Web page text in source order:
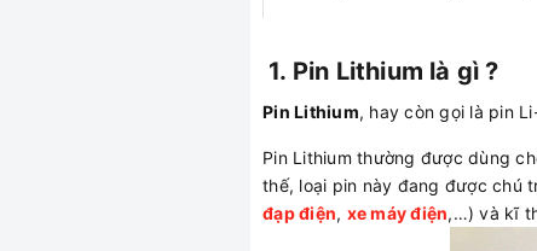
1. Pin Lithium là gì ?
Pin Lithium, hay còn gọi là pin
Pin Lithium thường được dùng
thế, loại pin này đang được chú
đạp điện, xe máy điện,…) và kĩ